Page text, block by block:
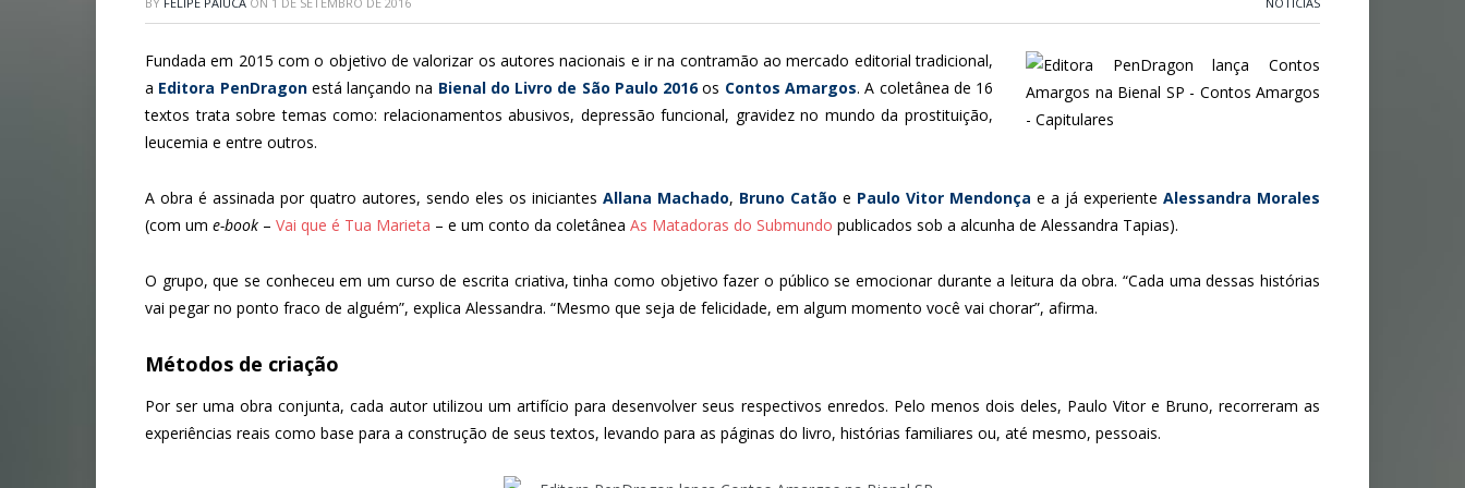
Fundada em 2015 com o objetivo de valorizar os autores nacionais e ir na contramão ao mercado editorial tradicional,
a Editora PenDragonestá lançando na Bienal do Livro de São Paulo 2016os Contos Amargos. A coletânea de 16
textos trata sobre temas como: relacionamentos abusivos, depressão funcional, gravidez no mundo da prostituição,
leucemia e entre outros.
A obra é assinada por quatro autores, sendo eles os iniciantes Allana Machado, Bruno Catão e Paulo Vitor Mendonça e a já experiente Alessandra Morales
(com um e-book – Vai que é Tua Marieta – e um conto da coletânea As Matadoras do Submundo publicados sob a alcunha de Alessandra Tapias).
O grupo, que se conheceu em um curso de escrita criativa, tinha como objetivo fazer o público se emocionar durante a leitura da obra. “Cada uma dessas histórias
vai pegar no ponto fraco de alguém”, explica Alessandra. “Mesmo que seja de felicidade, em algum momento você vai chorar”, afirma.
Métodos de criação
Por ser uma obra conjunta, cada autor utilizou um artifício para desenvolver seus respectivos enredos. Pelo menos dois deles, Paulo Vitor e Bruno, recorreram as
experiências reais como base para a construção de seus textos, levando para as páginas do livro, histórias familiares ou, até mesmo, pessoais.